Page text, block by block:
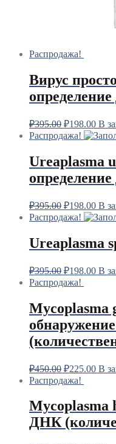
Распродажа!
Вирус
₽395.00 ₽198.00 В
Распродажа!
Ureaplasma
₽395.00 ₽198.00 В
Распродажа!
Ureaplasma
₽395.00 ₽198.00 В
Распродажа!
Mycoplasma
₽450.00 ₽225.00 В
Распродажа!
Mycoplasma
ДНК